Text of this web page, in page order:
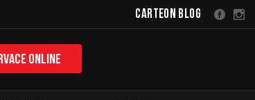
Carteon Blog
online